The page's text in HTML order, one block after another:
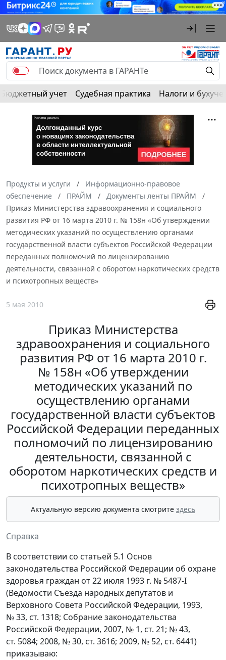
Бюджетный учет Судебная практика Налоги и
Продукты и услуги
Информационно-правовое
обеспечение
ПРАЙМ
Документы ленты ПРАЙМ
Приказ Министерства здравоохранения и социального
развития РФ от 16 марта 2010 г. № 158н «Об утверждении
методических указаний по осуществлению органами
государственной власти субъектов Российской Федерации
переданных полномочий по лицензированию
деятельности, связанной с оборотом наркотических средств
и психотропных веществ»
5 мая 2010
Приказ Министерства
здравоохранения и социального
развития РФ от 16 марта 2010 г.
№ 158н «Об утверждении
методических указаний по
осуществлению органами
государственной власти субъектов
Российской Федерации переданных
полномочий по лицензированию
деятельности, связанной с
оборотом наркотических средств и
психотропных веществ»
Актуальную версию документа смотрите здесь
Справка
В соответствии со статьей 5.1 Основ
законодательства Российской Федерации об охране
здоровья граждан от 22 июля 1993 г. № 5487-I
(Ведомости Съезда народных депутатов и
Верховного Совета Российской Федерации, 1993,
№ 33, ст. 1318; Собрание законодательства
Российской Федерации, 2007, № 1, ст. 21; № 43,
ст. 5084; 2008, № 30, ст. 3616; 2009, № 52, ст. 6441)
приказываю: